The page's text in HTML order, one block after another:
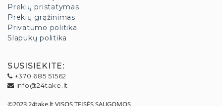
Prekių pristatymas
Prekių grąžinimas
Privatumo politika
Slapukų politika
SUSISIEKITE:
+370 685 51562
info@24take.lt
©2023 24take.lt VISOS TEISĖS SAUGOMOS